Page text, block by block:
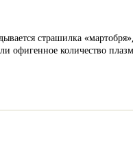
страшилка
офигенное количество